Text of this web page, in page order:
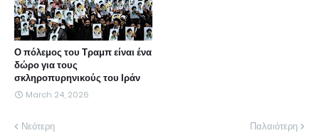
Ο πόλεμος του Τραμπ είναι ένα
δώρο για τους
σκληροπυρηνικούς του Ιράν
March 24, 2026
Νεότερη Παλαιότερη